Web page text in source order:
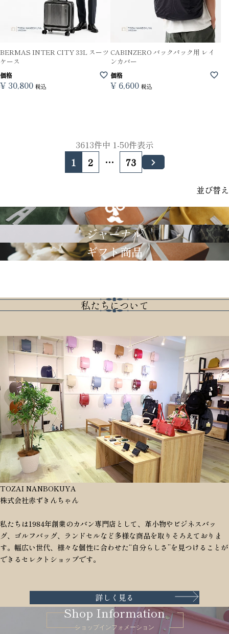
BERMAS INTER CITY 33L スーツ
ケース
価格
¥ 30,800 税込
CABINZERO バックパック用 レイ
ンカバー
価格
¥ 6,600 税込
並び替え
3613件中 1-50件表示
1 2 … 73
GRIMM LAB
ジャーナル
ギフト商品
私たちについて
TOZAI NANBOKUYA
株式会社赤ずきんちゃん
私たちは1984年創業のカバン専門店として、革小物やビジネスバッ
グ、ゴルフバッグ、ランドセルなど多様な商品を取りそろえておりま
す。幅広い世代、様々な個性に合わせた“自分らしさ”を見つけることが
できるセレクトショップです。
詳しく見る
Shop Information
ショップインフォメーション